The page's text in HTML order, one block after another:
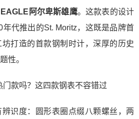
阿尔卑斯雄鹰。这款表的设计
代推出的St. Moritz，这既是品牌首
打造的首款钢制时计，深厚的历史
性。
识度：圆形表圈点缀八颗螺丝，两